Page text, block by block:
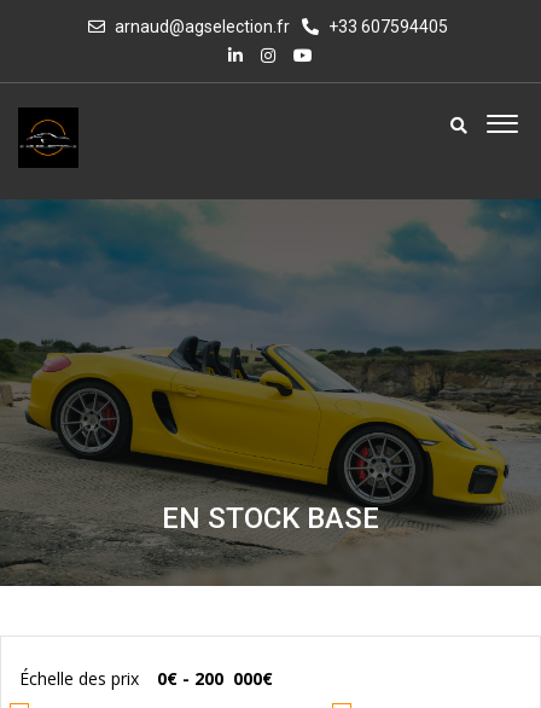
arnaud@agselection.fr +33 607594405
EN STOCK BASE
Échelle des prix